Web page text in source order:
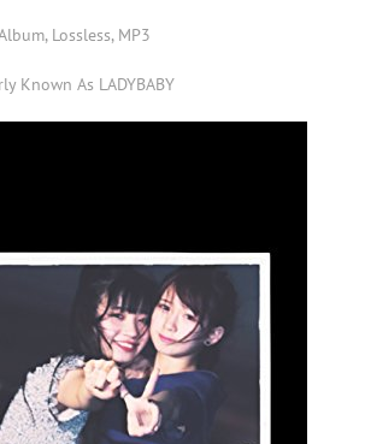
, Lossless, MP3
Known As LADYBABY